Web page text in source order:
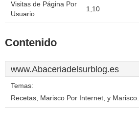
Visitas de Página Por
Usuario
1,10
Contenido
www.Abaceriadelsurblog.es
Temas:
Recetas, Marisco Por Internet, y Marisco.